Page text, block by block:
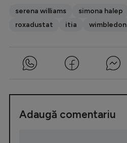
serena williams simona halep
roxadustat
itia wimbledon
Adaugă comentariu